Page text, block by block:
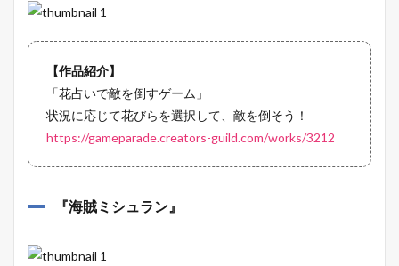
【作品紹介】
「花占いで敵を倒すゲーム」
状況に応じて花びらを選択して、敵を倒そう！
https://gameparade.creators-guild.com/works/3212
『海賊ミシュラン 』